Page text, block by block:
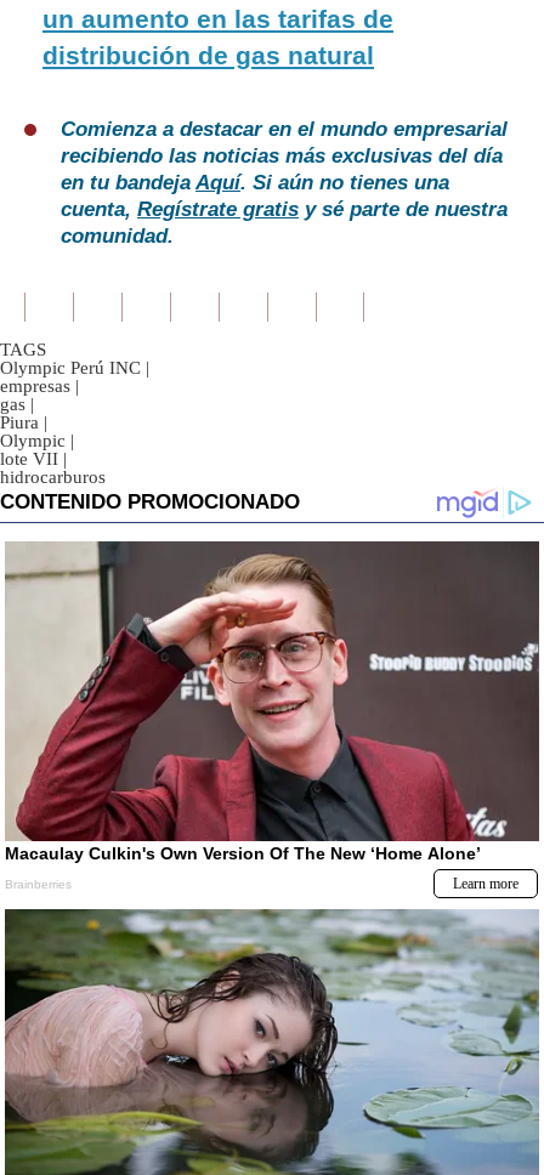
un aumento en las tarifas de
distribución de gas natural
Comienza a destacar en el mundo empresarial
recibiendo las noticias más exclusivas del día
en tu bandejaAquí. Si aún no tienes una
cuenta, Regístrate gratis y sé parte de nuestra
comunidad.
TAGS
Olympic Perú INC |
empresas |
gas |
Piura |
Olympic |
lote VII |
hidrocarburos